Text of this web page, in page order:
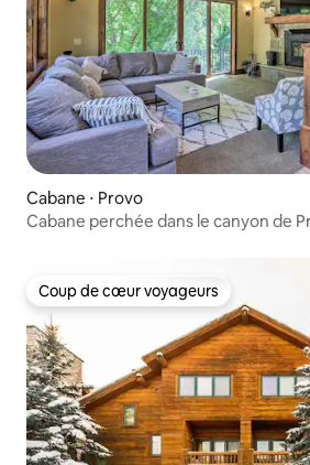
Cabane ⋅ Provo
Cabane perchée dans le canyon de
Coup de cœur voyageurs
Coup de cœur voyageurs